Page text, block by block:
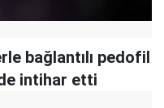
bağlantılı pedofil
intihar etti